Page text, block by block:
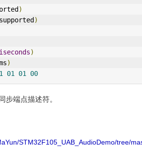
)
)
)
)
01 01 00
步端点描述符。
STM32F105_UAB_AudioDemo/tree/